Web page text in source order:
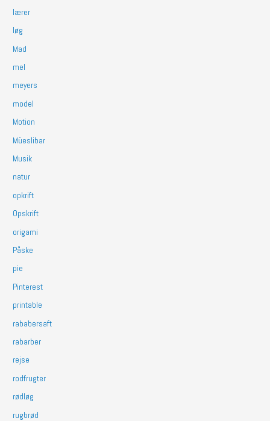
lærer
løg
Mad
mel
meyers
model
Motion
Müeslibar
Musik
natur
opkrift
Opskrift
origami
Påske
pie
Pinterest
printable
rababersaft
rabarber
rejse
rodfrugter
rødløg
rugbrød